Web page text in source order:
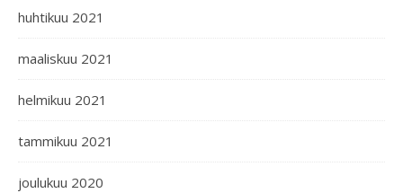
huhtikuu 2021
maaliskuu 2021
helmikuu 2021
tammikuu 2021
joulukuu 2020